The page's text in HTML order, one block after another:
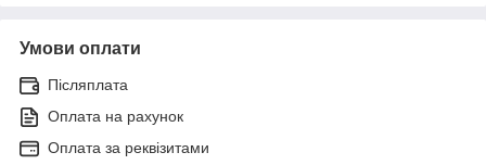
Умови оплати
Післяплата
Оплата на рахунок
Оплата за реквізитами